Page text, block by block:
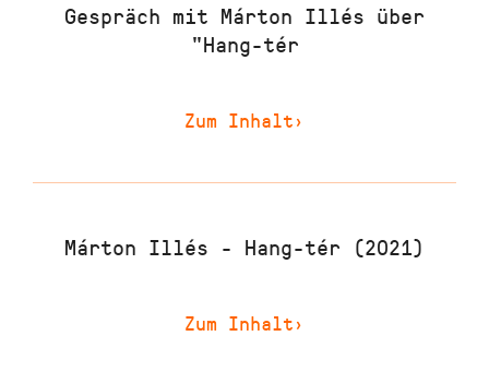
Gespräch mit Márton Illés über
"Hang-tér
Zum Inhalt›
Márton Illés - Hang-tér (2021)
Zum Inhalt›